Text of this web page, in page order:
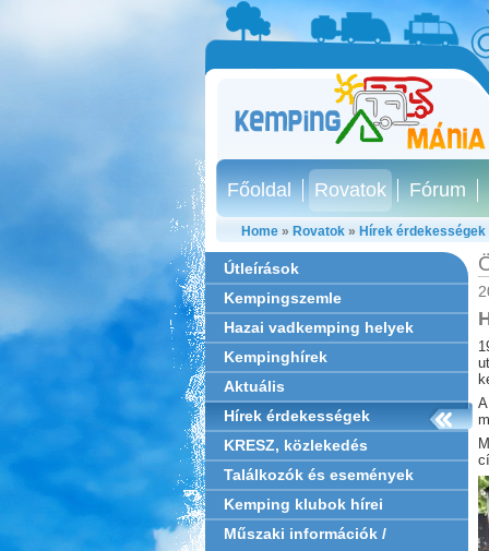
Főoldal Rovatok Fórum
Home» Rovatok» Hírek érdekességek
Útleírások
Kempingszemle
Hazai vadkemping helyek
Kempinghírek
Aktuális
Hírek érdekességek
KRESZ, közlekedés
Találkozók és események
Kemping klubok hírei
Műszaki információk /